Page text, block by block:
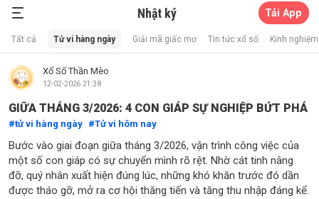
Nhật ký Tải App
Tất cả Tử vi hàng ngày Giải mã giấc mơ Tin tức xổ số Kinh
Xổ Số Thần Mèo
12-02-2026 21:38
GIỮA THÁNG 3/2026: 4 CON GIÁP SỰ NGHIỆP BỨT PHÁ
tử vi hàng ngày Tử vi hôm nay
Bước vào giai đoạn giữa tháng 3/2026, vận trình công việc của
một số con giáp có sự chuyển mình rõ rệt. Nhờ cát tinh nâng
đỡ, quý nhân xuất hiện đúng lúc, những khó khăn trước đó dần
được tháo gỡ, mở ra cơ hội thăng tiến và tăng thu nhập đáng kể.